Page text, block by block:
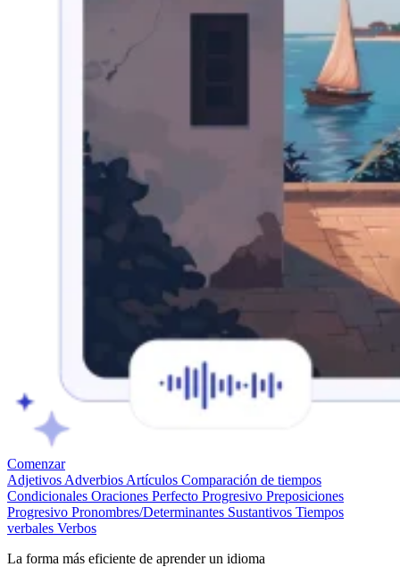
Comenzar
Adjetivos Adverbios Artículos Comparación de tiempos
Condicionales Oraciones Perfecto Progresivo Preposiciones
Progresivo Pronombres/Determinantes Sustantivos Tiempos
verbales Verbos
La forma más eficiente de aprender un idioma